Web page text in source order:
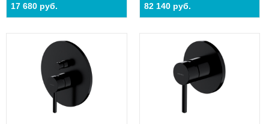
17 680 руб. 82 140 руб.